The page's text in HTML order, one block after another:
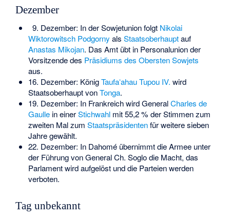
Dezember
9. Dezember: In der Sowjetunion folgt Nikolai
Wiktorowitsch Podgorny als Staatsoberhauptauf
Anastas Mikojan. Das Amt übt in Personalunion der
Vorsitzende des Präsidiums des Obersten Sowjets
aus.
16. Dezember: KönigTaufaʻahau Tupou IV. wird
Staatsoberhaupt vonTonga.
19. Dezember: In Frankreich wird GeneralCharles de
Gaullein einerStichwahlmit 55,2 % der Stimmen zum
zweiten Mal zum Staatspräsidentenfür weitere sieben
Jahre gewählt.
22. Dezember: In Dahomé übernimmt die Armee unter
der Führung von GeneralCh. Soglodie Macht, das
Parlament wird aufgelöst und die Parteien werden
verboten.
Tag unbekannt